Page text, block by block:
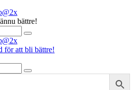
bättre!
för att bli bättre!